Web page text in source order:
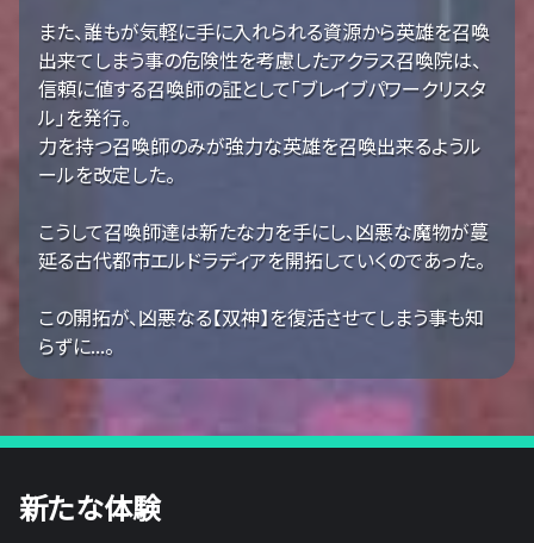
また、誰もが気軽に手に入れられる資源から英雄を召喚
出来てしまう事の危険性を考慮したアクラス召喚院は、
信頼に値する召喚師の証として「ブレイブパワークリスタ
ル」を発行。
力を持つ召喚師のみが強力な英雄を召喚出来るようル
ールを改定した。
こうして召喚師達は新たな力を手にし、凶悪な魔物が蔓
延る古代都市エルドラディアを開拓していくのであった。
この開拓が、凶悪なる【双神】を復活させてしまう事も知
らずに...。
新たな体験